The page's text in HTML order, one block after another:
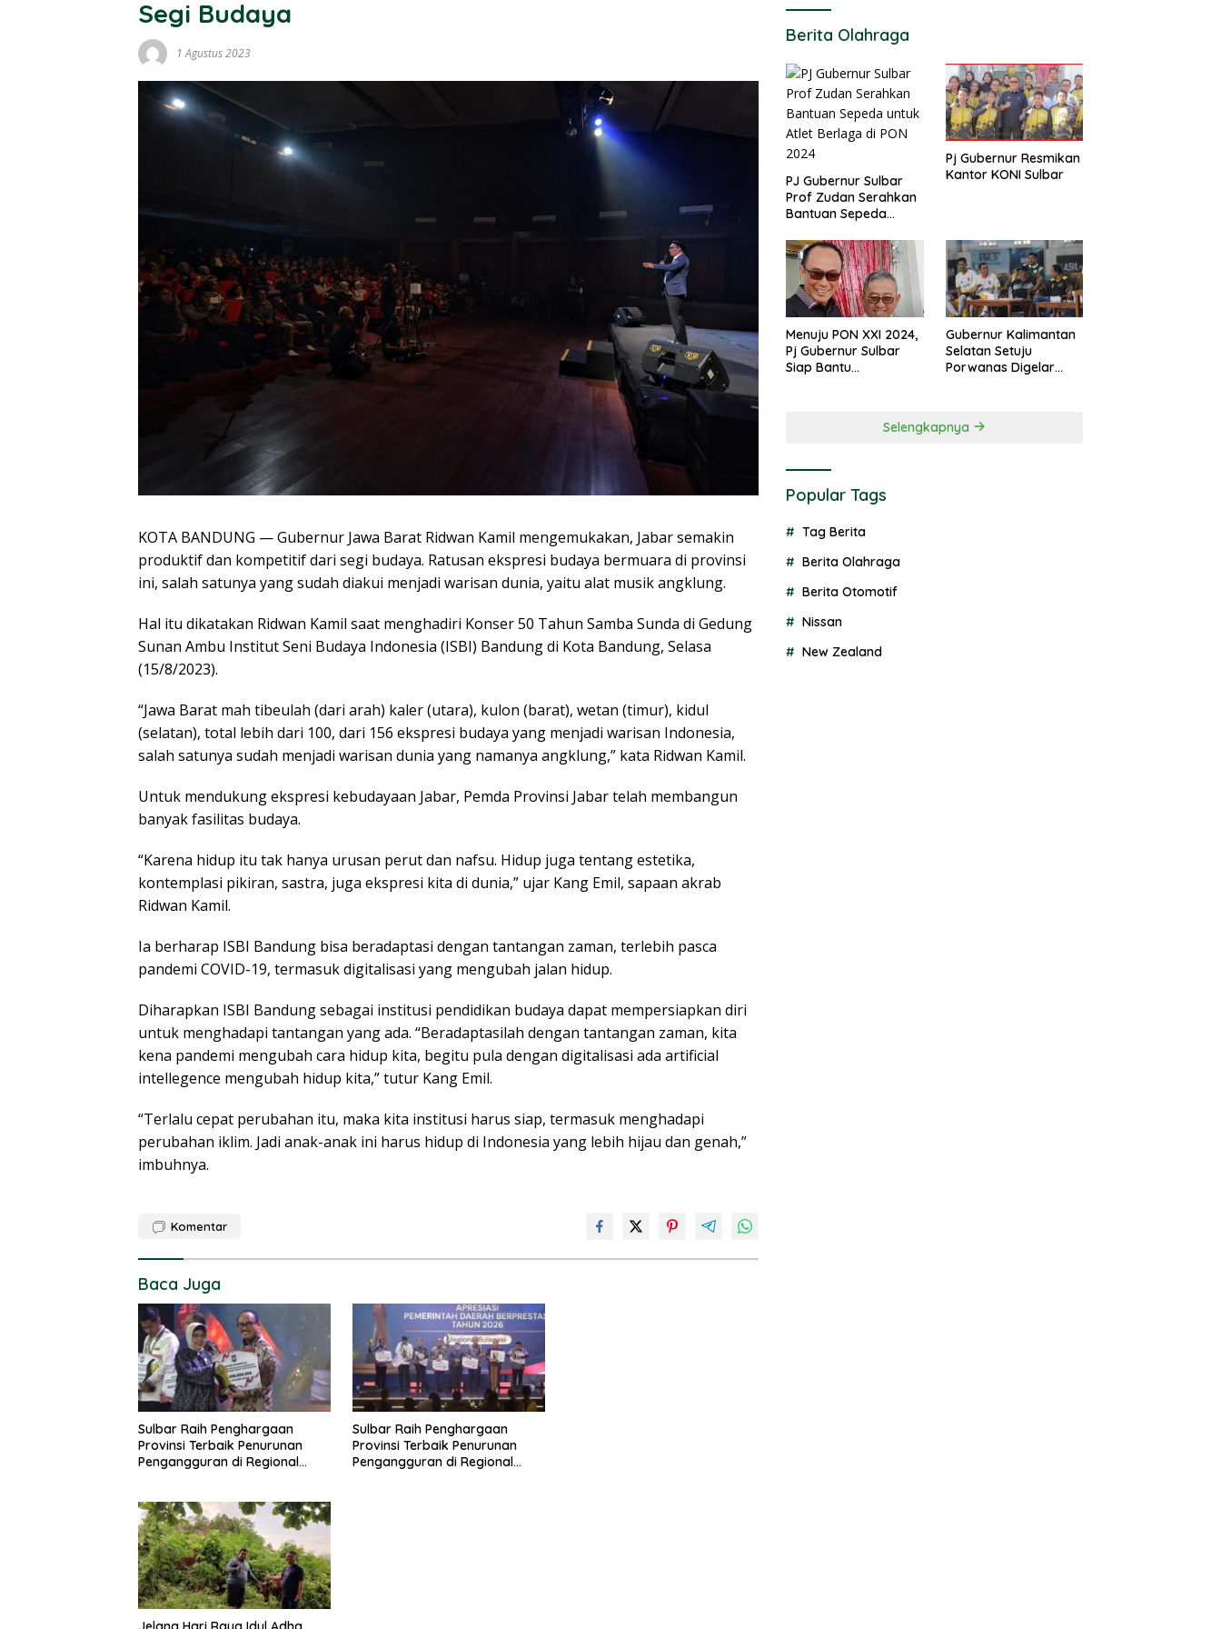
Segi Budaya
1 Agustus 2023
KOTA BANDUNG — Gubernur Jawa Barat Ridwan Kamil mengemukakan, Jabar semakin
produktif dan kompetitif dari segi budaya. Ratusan ekspresi budaya bermuara di provinsi
ini, salah satunya yang sudah diakui menjadi warisan dunia, yaitu alat musik angklung.
Hal itu dikatakan Ridwan Kamil saat menghadiri Konser 50 Tahun Samba Sunda di Gedung
Sunan Ambu Institut Seni Budaya Indonesia (ISBI) Bandung di Kota Bandung, Selasa
(15/8/2023).
“Jawa Barat mah tibeulah (dari arah) kaler (utara), kulon (barat), wetan (timur), kidul
(selatan), total lebih dari 100, dari 156 ekspresi budaya yang menjadi warisan Indonesia,
salah satunya sudah menjadi warisan dunia yang namanya angklung,” kata Ridwan Kamil.
Untuk mendukung ekspresi kebudayaan Jabar, Pemda Provinsi Jabar telah membangun
banyak fasilitas budaya.
“Karena hidup itu tak hanya urusan perut dan nafsu. Hidup juga tentang estetika,
kontemplasi pikiran, sastra, juga ekspresi kita di dunia,” ujar Kang Emil, sapaan akrab
Ridwan Kamil.
Ia berharap ISBI Bandung bisa beradaptasi dengan tantangan zaman, terlebih pasca
pandemi COVID-19, termasuk digitalisasi yang mengubah jalan hidup.
Diharapkan ISBI Bandung sebagai institusi pendidikan budaya dapat mempersiapkan diri
untuk menghadapi tantangan yang ada. “Beradaptasilah dengan tantangan zaman, kita
kena pandemi mengubah cara hidup kita, begitu pula dengan digitalisasi ada artificial
intellegence mengubah hidup kita,” tutur Kang Emil.
“Terlalu cepat perubahan itu, maka kita institusi harus siap, termasuk menghadapi
perubahan iklim. Jadi anak-anak ini harus hidup di Indonesia yang lebih hijau dan genah,”
imbuhnya.
Komentar
Baca Juga
Sulbar Raih Penghargaan
Provinsi Terbaik Penurunan
Pengangguran di Regional
Sulbar Raih Penghargaan
Provinsi Terbaik Penurunan
Pengangguran di Regional
Berita Olahraga
PJ Gubernur Sulbar
Prof Zudan Serahkan
Bantuan Sepeda
PON 2024
Pj Gubernur Resmikan
Kantor KONI Sulbar
Menuju PON XXI 2024,
Pj Gubernur Sulbar
Siap Bantu
Gubernur Kalimantan
Selatan Setuju
Porwanas Digelar
Selengkapnya
Popular Tags
Tag Berita
Berita Olahraga
Berita Otomotif
Nissan
New Zealand